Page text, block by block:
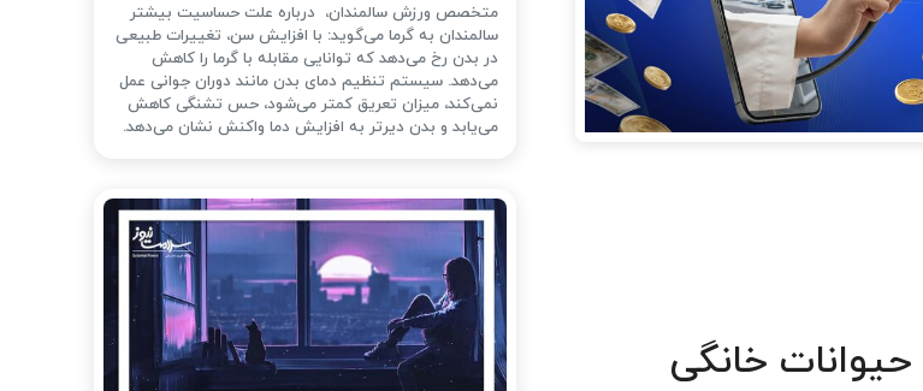
حیوانات خانگی
متخصص ورزش سالمندان، درباره علت حساسیت بیشتر
سالمندان به گرما می‌گوید: با افزایش سن، تغییرات طبیعی
در بدن رخ می‌دهد که توانایی مقابله با گرما را کاهش
می‌دهد. سیستم تنظیم دمای بدن مانند دوران جوانی عمل
نمی‌کند، میزان تعریق کمتر می‌شود، حس تشنگی کاهش
می‌یابد و بدن دیرتر به افزایش دما واکنش نشان می‌دهد.